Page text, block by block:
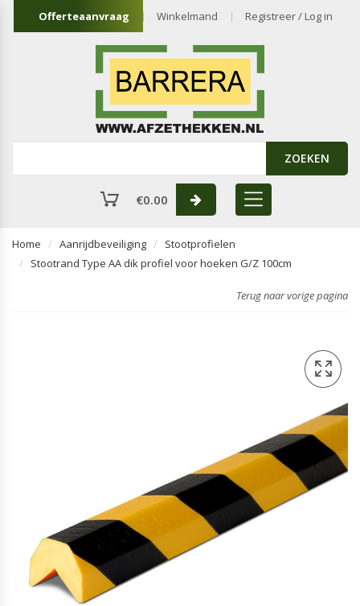
Offerteaanvraag Winkelmand Registreer / Log in
ZOEKEN
€0.00
Home Aanrijdbeveiliging
Stootprofielen
Stootrand Type AA dik profiel voor hoeken G/Z 100cm
Terug naar vorige pagina